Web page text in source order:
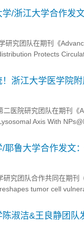
/浙江大学合作发
研究团队在期刊《
Protects
浙江大学医学院
二医院研究团队在期刊
Axis With
耶鲁大学合作发文
研究团队合作共同在期
tumor cell
淑洁&王良静团
病新机制